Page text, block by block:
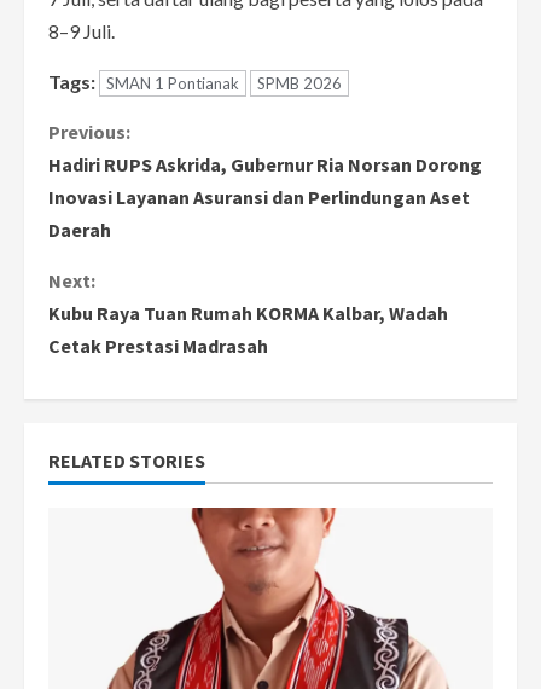
8–9 Juli.
Tags: SMAN 1 Pontianak SPMB 2026
C
o
n
t
i
n
u
e
Previous:
Hadiri RUPS Askrida, Gubernur Ria Norsan Dorong
Inovasi Layanan Asuransi dan Perlindungan Aset
Daerah
Next:
Kubu Raya Tuan Rumah KORMA Kalbar, Wadah
Cetak Prestasi Madrasah
RELATED STORIES